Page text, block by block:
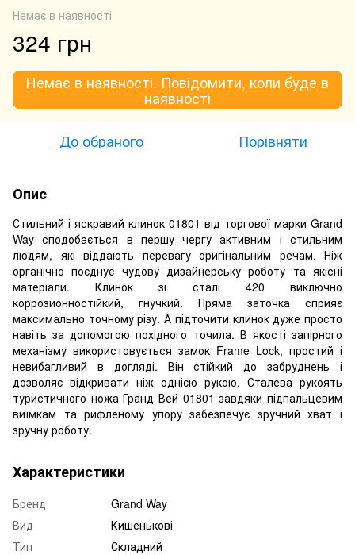
Немає в наявності
324 грн
Немає в наявності. Повідомити, коли буде в
наявності
До обраного Порівняти
Опис
Стильний і яскравий клинок 01801 від торгової марки Grand
Way сподобається в першу чергу активним і стильним
людям, які віддають перевагу оригінальним речам. Ніж
органічно поєднує чудову дизайнерську роботу та якісні
матеріали. Клинок зі сталі 420 виключно
коррозионностійкий, гнучкий. Пряма заточка сприяє
максимально точному різу. А підточити клинок дуже просто
навіть за допомогою похідного точила. В якості запірного
механізму використовується замок Frame Lock, простий і
невибагливий в догляді. Він стійкий до забруднень і
дозволяє відкривати ніж однією рукою. Сталева рукоять
туристичного ножа Гранд Вей 01801 завдяки підпальцевим
виїмкам та рифленому упору забезпечує зручний хват і
зручну роботу.
Характеристики
Бренд
Grand Way
Вид
Кишенькові
Тип
Складний